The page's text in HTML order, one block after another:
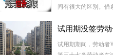
间有很大的区别。借
合同关系，而欠条是
对过往经济往来的结
试用期期间，劳动者